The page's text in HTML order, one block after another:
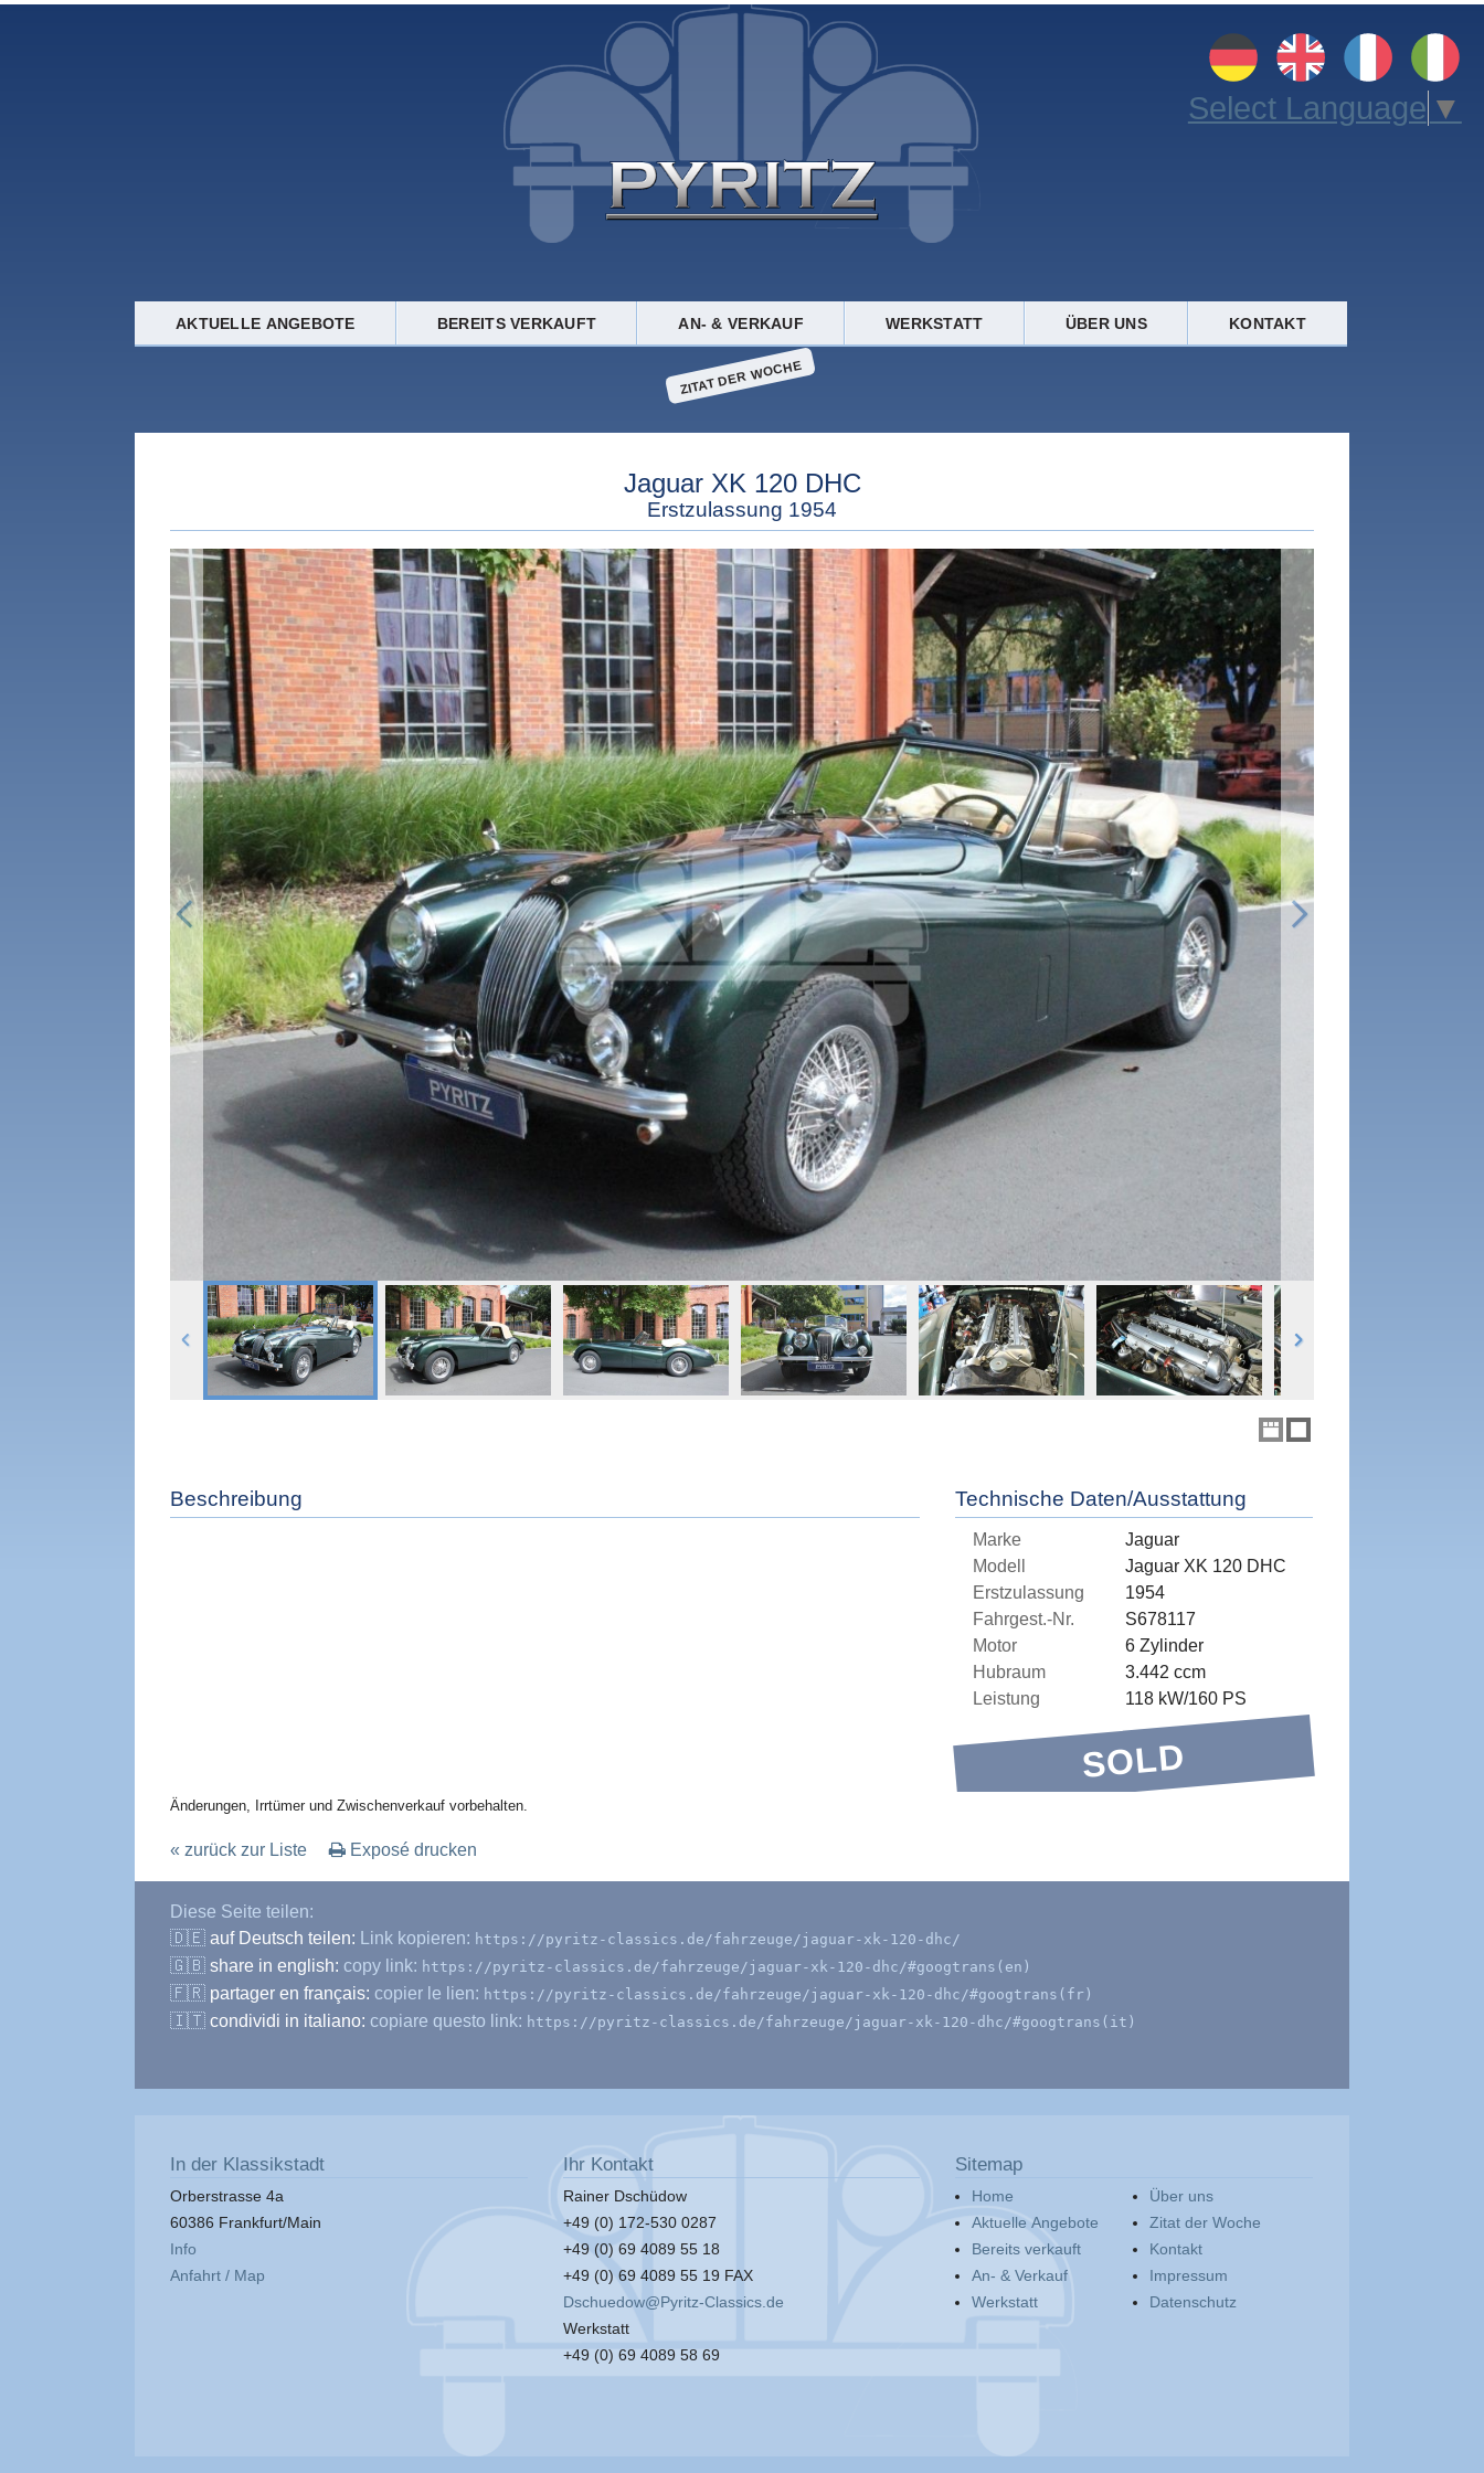
Select Language ▼
AKTUELLE ANGEBOTE BEREITS VERKAUFT AN- & VERKAUF WERKSTATT ÜBER UNS KONTAKT
ZITAT DER WOCHE
Jaguar XK 120 DHC
Erstzulassung 1954
Beschreibung Technische Daten/Ausstattung
Marke
Jaguar
Modell
Jaguar XK 120 DHC
Erstzulassung
1954
Fahrgest.-Nr.
S678117
Motor
6 Zylinder
Hubraum
3.442 ccm
Leistung
118 kW/160 PS
SOLD
Änderungen, Irrtümer und Zwischenverkauf vorbehalten.
« zurück zur Liste Exposé drucken
Diese Seite teilen:
🇩🇪 auf Deutsch teilen: Link kopieren: https://pyritz-classics.de/fahrzeuge/jaguar-xk-120-dhc/
🇬🇧 share in english: copy link: https://pyritz-classics.de/fahrzeuge/jaguar-xk-120-dhc/#googtrans(en)
🇫🇷 partager en français: copier le lien: https://pyritz-classics.de/fahrzeuge/jaguar-xk-120-dhc/#googtrans(fr)
🇮🇹 condividi in italiano: copiare questo link: https://pyritz-classics.de/fahrzeuge/jaguar-xk-120-dhc/#googtrans(it)
In der Klassikstadt
Orberstrasse 4a
60386 Frankfurt/Main
Info
Anfahrt / Map
Ihr Kontakt
Rainer Dschüdow
+49 (0) 172-530 0287
+49 (0) 69 4089 55 18
+49 (0) 69 4089 55 19 FAX
Dschuedow@Pyritz-Classics.de
Werkstatt
+49 (0) 69 4089 58 69
Sitemap
Home
Aktuelle Angebote
Bereits verkauft
An- & Verkauf
Werkstatt
Über uns
Zitat der Woche
Kontakt
Impressum
Datenschutz